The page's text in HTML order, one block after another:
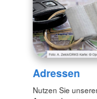
Adressen
Nutzen Sie